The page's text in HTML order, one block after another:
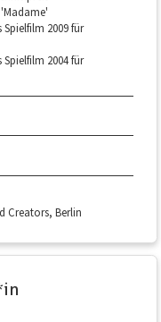
2009 für
2004 für
Creators, Berlin